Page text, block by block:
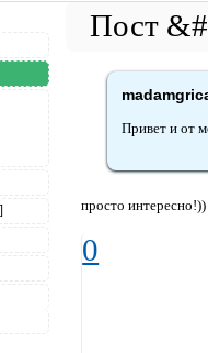
Привет и от
просто интересно!))
0